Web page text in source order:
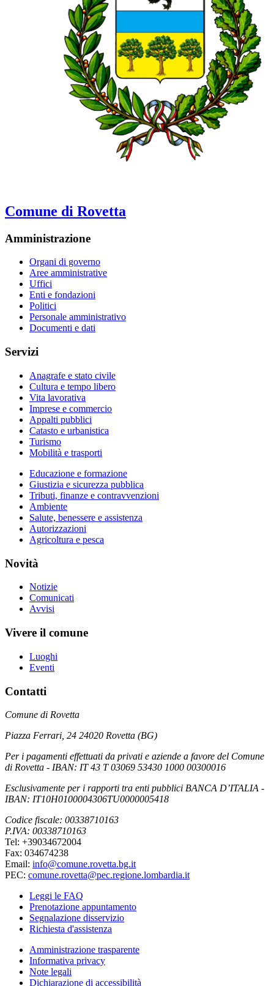
Comune di Rovetta
Amministrazione
Organi di governo
Aree amministrative
Uffici
Enti e fondazioni
Politici
Personale amministrativo
Documenti e dati
Servizi
Anagrafe e stato civile
Cultura e tempo libero
Vita lavorativa
Imprese e commercio
Appalti pubblici
Catasto e urbanistica
Turismo
Mobilità e trasporti
Educazione e formazione
Giustizia e sicurezza pubblica
Tributi, finanze e contravvenzioni
Ambiente
Salute, benessere e assistenza
Autorizzazioni
Agricoltura e pesca
Novità
Notizie
Comunicati
Avvisi
Vivere il comune
Luoghi
Eventi
Contatti
Comune di Rovetta
Piazza Ferrari, 24 24020 Rovetta (BG)
Per i pagamenti effettuati da privati e aziende a favore del Comune
di Rovetta - IBAN: IT 43 T 03069 53430 1000 00300016
Esclusivamente per i rapporti tra enti pubblici BANCA D’ITALIA -
IBAN: IT10H0100004306TU0000005418
Codice fiscale: 00338710163
P.IVA: 00338710163
Tel: +39034672004
Fax: 034674238
Email: info@comune.rovetta.bg.it
PEC: comune.rovetta@pec.regione.lombardia.it
Leggi le FAQ
Prenotazione appuntamento
Segnalazione disservizio
Richiesta d'assistenza
Amministrazione trasparente
Informativa privacy
Note legali
Dichiarazione di accessibilità